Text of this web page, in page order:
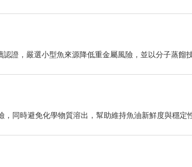
認證，嚴選小型魚來源降低重金屬風險，並以分子蒸
同時避免化學物質溶出，幫助維持魚油新鮮度與穩定